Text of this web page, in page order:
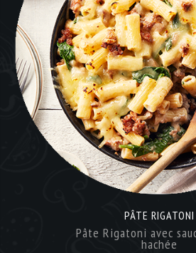
PÂTE RIGATONI
Pâte Rigatoni avec
hachée